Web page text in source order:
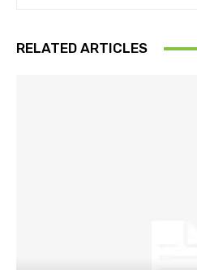
RELATED ARTICLES